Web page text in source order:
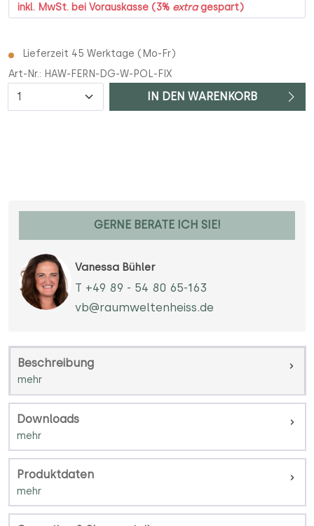
inkl. MwSt. bei Vorauskasse (3% extragespart)
Lieferzeit 45 Werktage (Mo-Fr)
Art-Nr.: HAW-FERN-DG-W-POL-FIX
Anzahl IN DEN WARENKORB
GERNE BERATE ICH SIE!
Vanessa Bühler
T +49 89 - 54 80 65-163
vb@raumweltenheiss.de
Beschreibung
Downloads
Produktdaten